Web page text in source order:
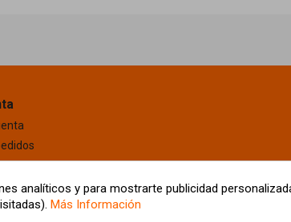
de descuento
personal
analíticos y para mostrarte publicidad
Más Información